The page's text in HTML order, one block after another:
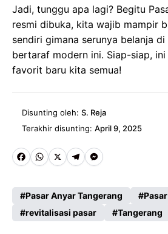
Jadi, tunggu apa lagi? Begitu
resmi dibuka, kita wajib mampir
sendiri gimana serunya belanja
bertaraf modern ini. Siap-siap,
favorit baru kita semua!
Disunting oleh: S. Reja
Terakhir disunting: April 9, 2025
Fa
b
o
W
ts
A
X
Te
gr
a
M
se
n
Pasar Anyar Tangerang
revitalisasi pasar
Tangerang